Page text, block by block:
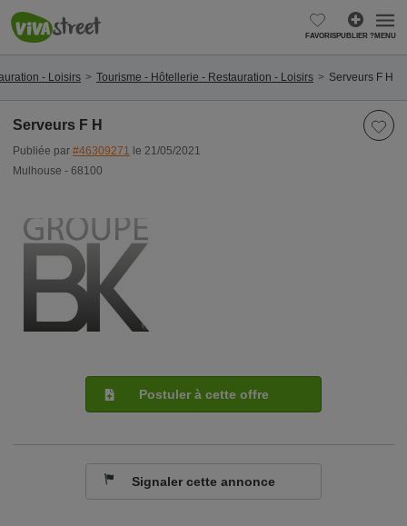
FAVORISPUBLIER ?MENU
- Loisirs Tourisme - Hôtellerie - Restauration - Loisirs Serveurs F H
Serveurs F H
Publiée par #46309271 le 21/05/2021
Mulhouse - 68100
Postuler à cette offre
Signaler cette annonce